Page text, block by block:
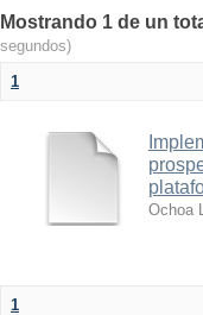
Mostrando 1 de un
segundos)
1
Ochoa
1